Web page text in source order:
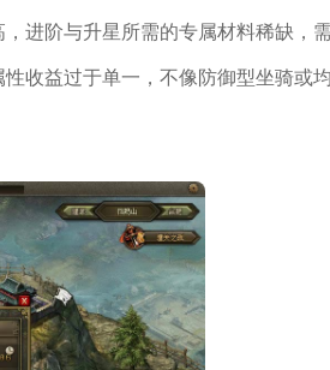
进阶与升星所需的专属材料稀缺，需
收益过于单一，不像防御型坐骑或均